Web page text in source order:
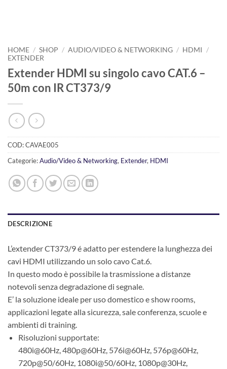
HOME / SHOP / AUDIO/VIDEO & NETWORKING / HDMI
/
EXTENDER
Extender HDMI su singolo cavo CAT.6 –
50m con IR CT373/9
COD:CAVAE005
Categorie:Audio/Video & Networking, Extender, HDMI
DESCRIZIONE
L’extender CT373/9 é adatto per estendere la lunghezza dei
cavi HDMI utilizzando un solo cavo Cat.6.
In questo modo è possibile la trasmissione a distanze
notevoli senza degradazione di segnale.
E’ la soluzione ideale per uso domestico e show rooms,
applicazioni legate alla sicurezza, sale conferenza, scuole e
ambienti di training.
Risoluzioni supportate:
480i@60Hz, 480p@60Hz, 576i@60Hz, 576p@60Hz,
720p@50/60Hz, 1080i@50/60Hz, 1080p@30Hz,